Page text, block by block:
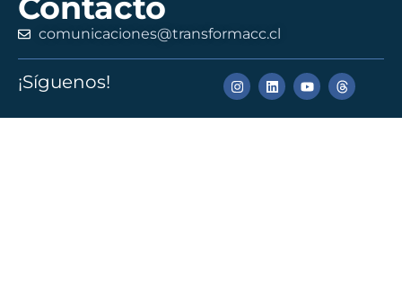
Contacto
comunicaciones@transformacc.cl
¡Síguenos!